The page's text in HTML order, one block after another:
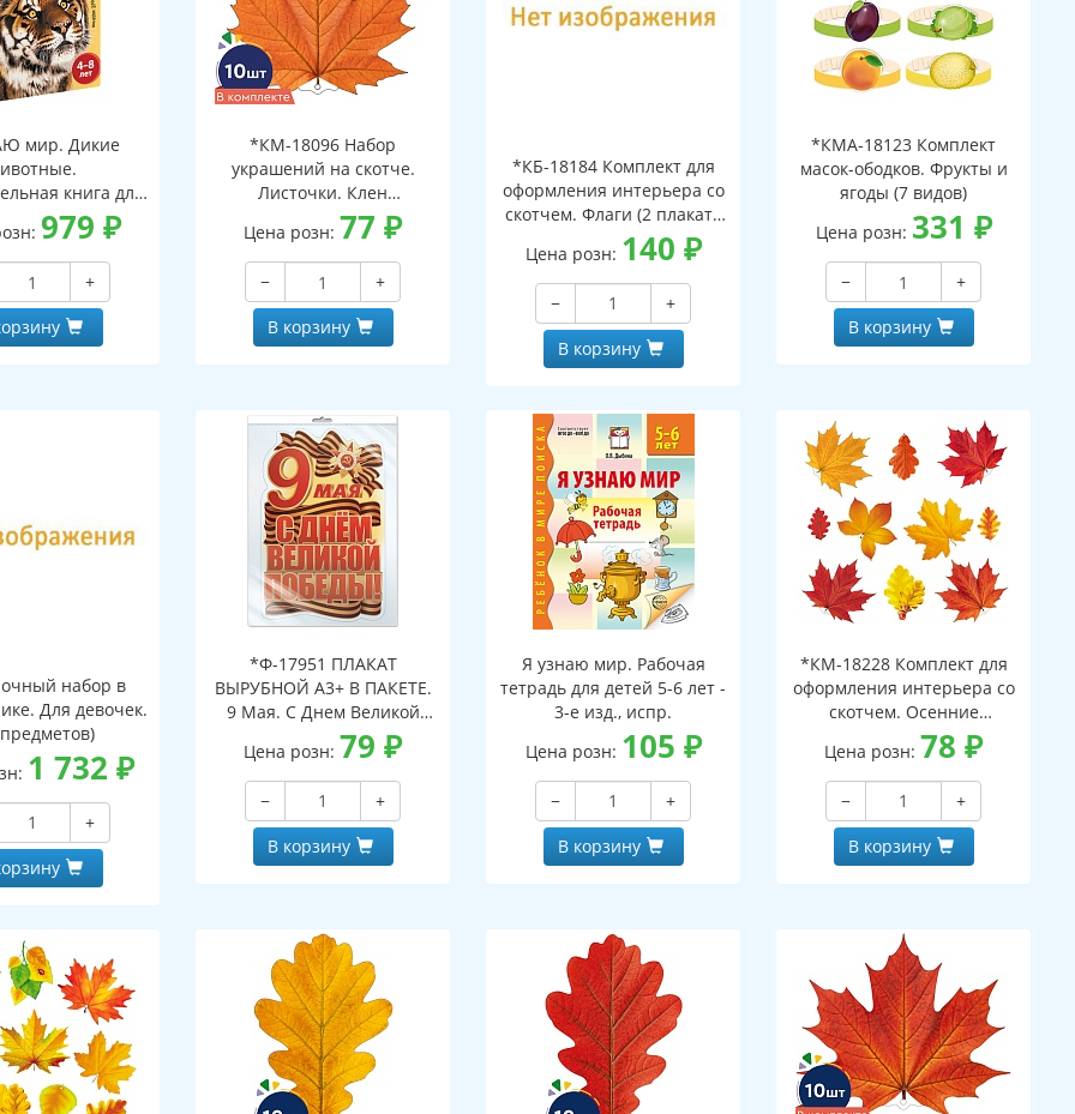
мир. Дикие
книга для
4-8 лет
979 ₽
+
*КМ-18096 Набор
украшений на скотче.
Листочки. Клен
наборе, двухсторонний,
ВД-лак)
Цена розн: 77₽
−
+
В корзину
*КБ-18184 Комплект для
оформления интерьера со
скотчем. Флаги (2 плаката
А3)
Цена розн: 140 ₽
−
+
В корзину
*КМА-18123 Комплект
масок-ободков. Фрукты и
ягоды (7 видов)
Цена розн: 331 ₽
−
+
В корзину
набор в
Для девочек.
1 732 ₽
+
*Ф-17951 ПЛАКАТ
ВЫРУБНОЙ А3+ В ПАКЕТЕ.
9 Мая. С Днем Великой
Победы! (двухсторонний,
ВД-лак, в индивидуальной
упаковке, с европодвесом
и клеевым клапаном)
Цена розн: 79₽
−
+
В корзину
Я узнаю мир. Рабочая
тетрадь для детей 5-6 лет -
3-е изд., испр.
Цена розн: 105 ₽
−
+
В корзину
*КМ-18228 Комплект для
оформления интерьера со
скотчем. Осенние
листочки-2 (10 видов)
Цена розн: 78₽
−
+
В корзину